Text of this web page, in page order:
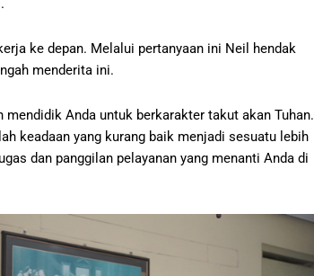
ke depan. Melalui pertanyaan ini Neil hendak
menderita ini.
Anda untuk berkarakter takut akan Tuhan.
keadaan yang kurang baik menjadi sesuatu lebih
dan panggilan pelayanan yang menanti Anda di